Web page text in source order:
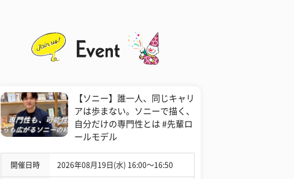
【ソニー】誰一人、同じキャリ
アは歩まない。ソニーで描く、
自分だけの専門性とは #先輩ロ
ールモデル
開催日時 2026年08月19日(水) 16:00〜16:50